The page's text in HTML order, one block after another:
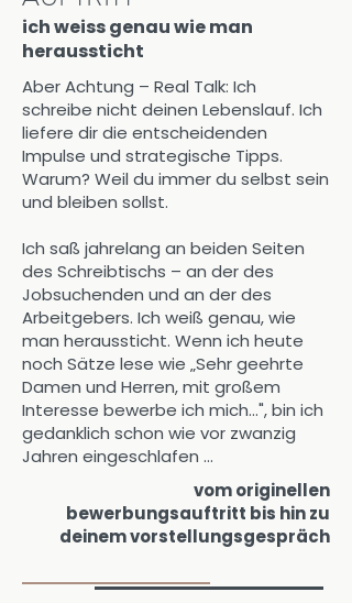
ich weiss genau wie man
heraussticht
Aber Achtung – Real Talk: Ich
schreibe nicht deinen Lebenslauf. Ich
liefere dir die entscheidenden
Impulse und strategische Tipps.
Warum? Weil du immer du selbst sein
und bleiben sollst.
Ich saß jahrelang an beiden Seiten
des Schreibtischs – an der des
Jobsuchenden und an der des
Arbeitgebers. Ich weiß genau, wie
man heraussticht. Wenn ich heute
noch Sätze lese wie „Sehr geehrte
Damen und Herren, mit großem
Interesse bewerbe ich mich...", bin ich
gedanklich schon wie vor zwanzig
Jahren eingeschlafen ...
​vom originellen
bewerbungsauftritt bis hin zu
deinem vorstellungsgespräch